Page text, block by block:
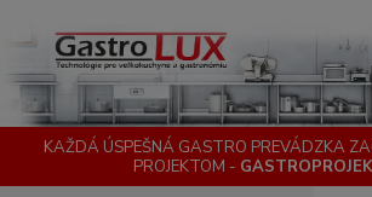
KAŽDÁ ÚSPEŠNÁ GASTRO PREVÁDZKA
PROJEKTOM -